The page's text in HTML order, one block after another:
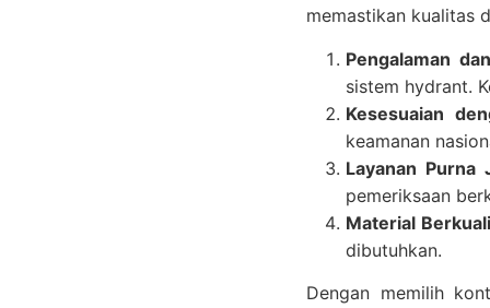
memastikan kualitas
Pengalaman
sistem hydrant.
Kesesuaian
keamanan
Layanan Purna
pemeriksaan
Material
dibutuhkan.
Dengan memilih